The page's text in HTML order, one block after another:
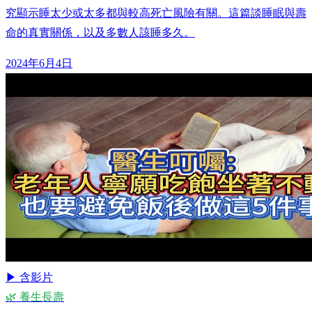
究顯示睡太少或太多都與較高死亡風險有關。這篇談睡眠與壽
命的真實關係，以及多數人該睡多久。
2024年6月4日
▶ 含影片
🌿 養生長壽